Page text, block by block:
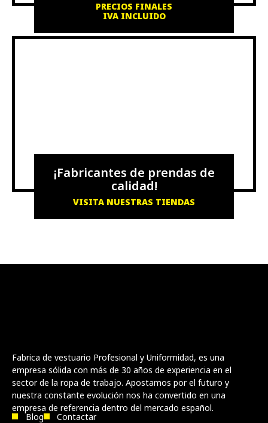
PRECIOS FINALES
IVA INCLUIDO
¡Fabricantes de prendas de
calidad!
VISITA NUESTRAS TIENDAS
Fabrica de vestuario Profesional y Uniformidad, es una
empresa sólida con más de 30 años de experiencia en el
sector de la ropa de trabajo. Apostamos por el futuro y
nuestra constante evolución nos ha convertido en una
empresa de referencia dentro del mercado español.
Blog Contactar